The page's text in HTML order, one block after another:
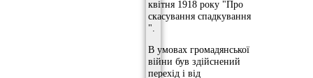
квітня 1918 року "Про
скасування спадкування
".
В умовах громадянської
війни був здійснений
перехід і від